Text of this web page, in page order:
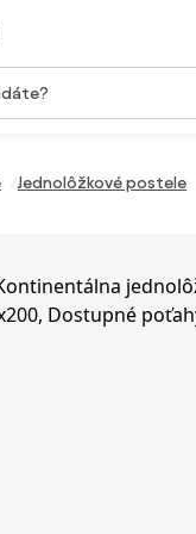
na obsah
Jednolôžkové postele